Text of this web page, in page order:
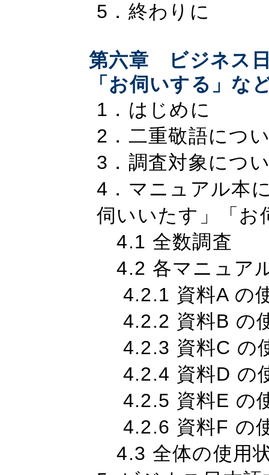
5．終わりに
第六章 ビジネス
「お伺いする」な
1．はじめに
2．二重敬語につ
3．調査対象につ
4．マニュアル本
伺いいたす」「お
4.1 全数調査
4.2 各マニュア
4.2.1 資料A の
4.2.2 資料B の
4.2.3 資料C の
4.2.4 資料D の
4.2.5 資料E の
4.2.6 資料F の
4.3 全体の使用